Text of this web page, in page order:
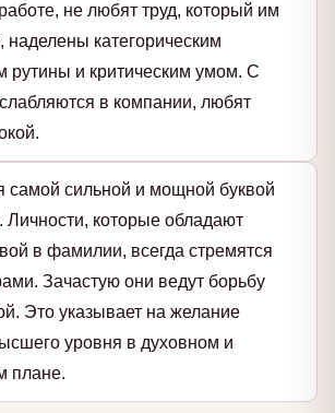
не любят труд, который им
наделены категорическим
рутины и критическим умом. С
в компании, любят
самой сильной и мощной буквой
Личности, которые обладают
в фамилии, всегда стремятся
Зачастую они ведут борьбу
Это указывает на желание
уровня в духовном и
плане.